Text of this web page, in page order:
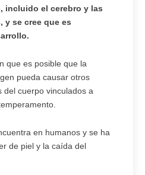
incluido el cerebro y las
y se cree que es
que es posible que la
pueda causar otros
del cuerpo vinculados a
en humanos y se ha
de piel y la caída del